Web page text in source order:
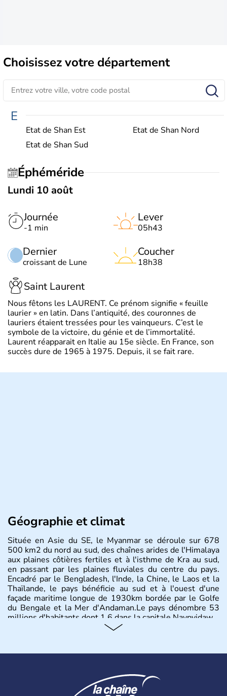
Choisissezvotre département
E
Etat de Shan Est
Etat de Shan Nord
Etat de Shan Sud
Éphéméride
Lundi 10 août
Journée
-1 min
Dernier
croissant de Lune
Lever
05h43
Coucher
18h38
Saint Laurent
Nous fêtons les LAURENT. Ce prénom signifie « feuille
laurier » en latin. Dans l’antiquité, des couronnes de
lauriers étaient tressées pour les vainqueurs. C’est le
symbole de la victoire, du génie et de l’immortalité.
Laurent réapparait en Italie au 15e siècle. En France, son
succès dure de 1965 à 1975. Depuis, il se fait rare.
Géographie et climat
Située en Asie du SE, le Myanmar se déroule sur 678
500 km2 du nord au sud, des chaînes arides de l'Himalaya
aux plaines côtières fertiles et à l'isthme de Kra au sud,
en passant par les plaines fluviales du centre du pays.
Encadré par le Bengladesh, l'Inde, la Chine, le Laos et la
Thaïlande, le pays bénéficie au sud et à l'ouest d'une
façade maritime longue de 1930km bordée par le Golfe
du Bengale et la Mer d'Andaman.Le pays dénombre 53
millions d'habitants dont 1,6 dans la capitale Naypyidaw.